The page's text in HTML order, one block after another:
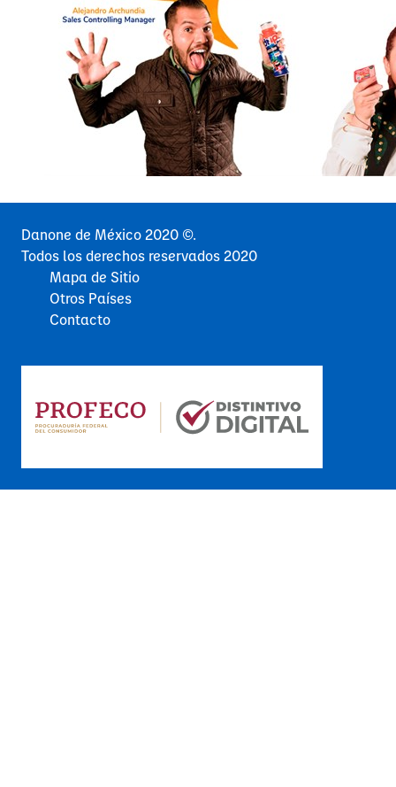
Danone de México 2020 ©.
Todos los derechos reservados 2020
Mapa de Sitio
Otros Países
Contacto